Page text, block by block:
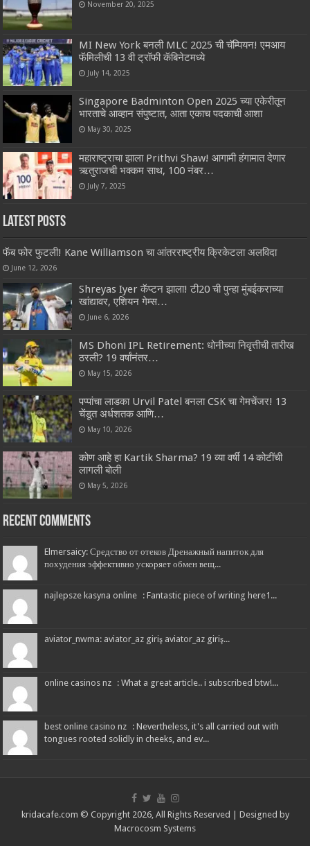
November 20, 2025
MI New York बनली MLC 2025 ची चॅम्पियन! एमआय‌
फॅमिलीची 13 वी ट्रॉफी कॅबिनेटमध्ये
July 14, 2025
Singapore Badminton Open 2025 च्या एकेरीतून
भारताचे आव्हान संपुष्टात, आता एकाच पदकाची आशा
May 30, 2025
महाराष्ट्राचा झाला Prithvi Shaw! आगामी हंगामात देणार
ऋतुराजची भक्कम साथ, 100 नंबर…
July 7, 2025
Latest Posts
फॅब फोर फुटली! Kane Williamson चा आंतरराष्ट्रीय क्रिकेटला अलविदा
June 12, 2026
Shreyas Iyer कॅप्टन झाला! टी20 ची पुन्हा मुंबईकराच्या
खांद्यावर, एशियन गेम्स…
June 6, 2026
MS Dhoni IPL Retirement: धोनीच्या निवृत्तीची तारीख
ठरली? 19 वर्षांनंतर…
May 15, 2026
पप्पांचा लाडका Urvil Patel बनला CSK चा गेमचेंजर! 13
चेंडूत अर्धशतक आणि…
May 10, 2026
कोण आहे हा Kartik Sharma? 19 व्या वर्षी 14 कोटींची
लागली बोली
May 5, 2026
Recent Comments
Elmersaicy: Средство от отеков Дренажный напиток для
похудения эффективно ускоряет обмен вещ...
najlepsze kasyna online : Fantastic piece of writing here1...
aviator_nwma: aviator_az giriş aviator_az giriş...
online casinos nz : What a great article.. i subscribed btw!...
best online casino nz : Nevertheless, it's all carried out with
tongues rooted solidly in cheeks, and ev...
kridacafe.com © Copyright 2026, All Rights Reserved | Designed by
Macrocosm Systems